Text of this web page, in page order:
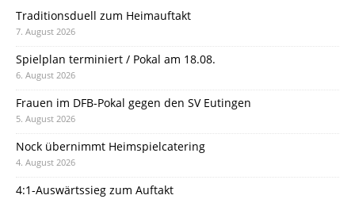
Traditionsduell zum Heimauftakt
7. August 2026
Spielplan terminiert / Pokal am 18.08.
6. August 2026
Frauen im DFB-Pokal gegen den SV Eutingen
5. August 2026
Nock übernimmt Heimspielcatering
4. August 2026
4:1-Auswärtssieg zum Auftakt